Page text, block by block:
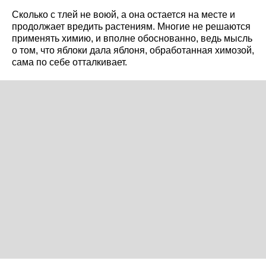
Сколько с тлей не воюй, а она остается на месте и
продолжает вредить растениям. Многие не решаются
применять химию, и вполне обоснованно, ведь мысль
о том, что яблоки дала яблоня, обработанная химозой,
сама по себе отталкивает.